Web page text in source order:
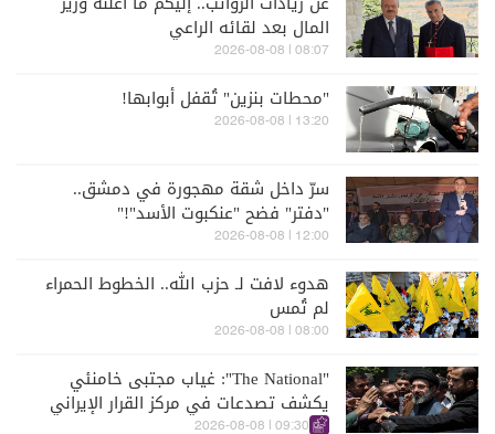
المال بعد لقائه الراعي
08:07 | 2026-08-08
"محطات بنزين" تُقفل أبوابها!
13:20 | 2026-08-08
سرّ داخل شقة مهجورة في دمشق..
"دفتر" فضح "عنكبوت الأسد"!"
12:00 | 2026-08-08
هدوء لافت لـ حزب الله.. الخطوط الحمراء
لم تُمس
08:00 | 2026-08-08
"The National": غياب مجتبى خامنئي
يكشف تصدعات في مركز القرار الإيراني
09:30 | 2026-08-08